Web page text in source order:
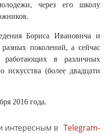
через его школу
Бориса Ивановича и
поколений, а сейчас
работающих в различных
искусства (более двадцати
2016 года.
интересным в Telegram-